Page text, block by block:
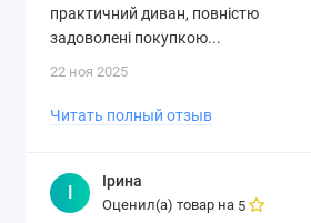
практичний диван, повністю
задоволені покупкою...
22 ноя 2025
Читать полный отзыв
Ірина
Оценил(а) товар на 5